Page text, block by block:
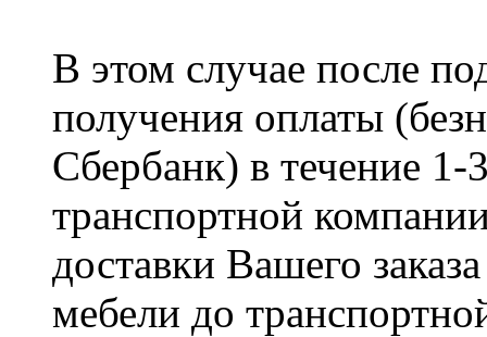
В этом случае после
получения оплаты
Сбербанк) в течение
транспортной
доставки Вашего
мебели до